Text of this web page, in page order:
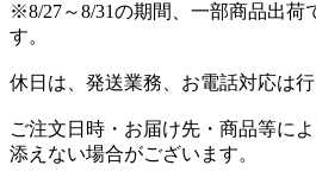
※8/27～8/31の期間、一部商品出荷
す。
休日は、発送業務、お電話対応は行
ご注文日時・お届け先・商品等に
添えない場合がございます。